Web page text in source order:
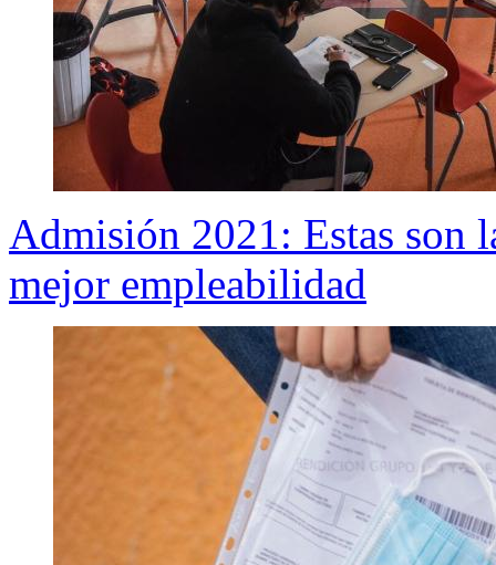
Admisión 2021: Estas son
mejor empleabilidad